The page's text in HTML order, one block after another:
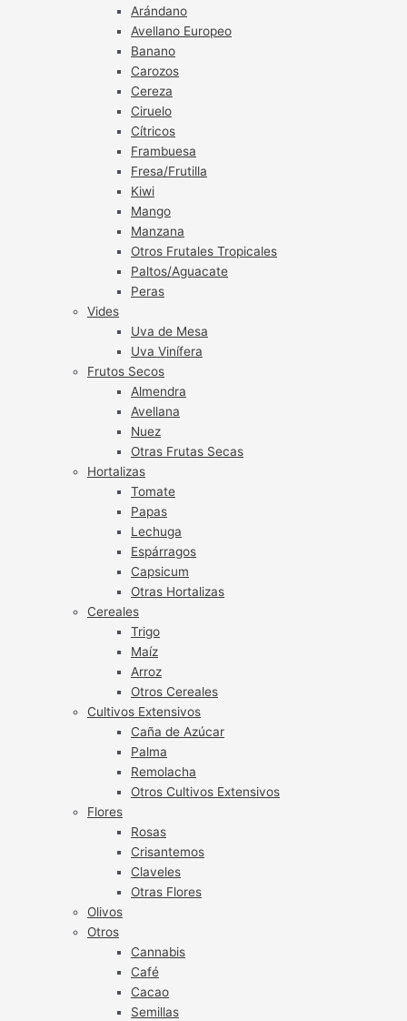
Arándano
Avellano Europeo
Banano
Carozos
Cereza
Ciruelo
Cítricos
Frambuesa
Fresa/Frutilla
Kiwi
Mango
Manzana
Otros Frutales Tropicales
Paltos/Aguacate
Peras
Vides
Uva de Mesa
Uva Vinífera
Frutos Secos
Almendra
Avellana
Nuez
Otras Frutas Secas
Hortalizas
Tomate
Papas
Lechuga
Espárragos
Capsicum
Otras Hortalizas
Cereales
Trigo
Maíz
Arroz
Otros Cereales
Cultivos Extensivos
Caña de Azúcar
Palma
Remolacha
Otros Cultivos Extensivos
Flores
Rosas
Crisantemos
Claveles
Otras Flores
Olivos
Otros
Cannabis
Café
Cacao
Semillas